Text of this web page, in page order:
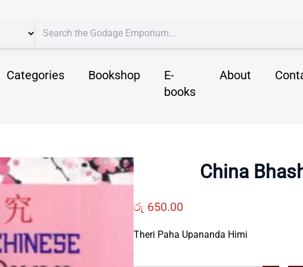
Categories Bookshop
E-
books
About
China
රු 650.00
Theri Paha Upananda Himi